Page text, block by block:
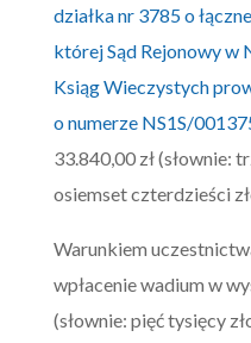
działka nr 3785 o
której Sąd Rejonowy w
Ksiąg Wieczystych
o numerze NS1S/
33.840,00 zł (słownie:
osiemset czterdzieści
Warunkiem
wpłacenie wadium w
(słownie: pięć tysięcy